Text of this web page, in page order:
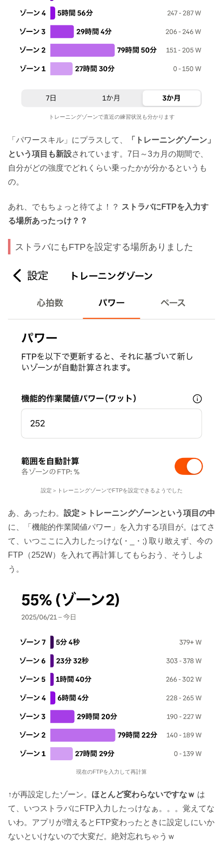
トレーニングゾーンで直近の練習状況も分かります
「パワースキル」にプラスして、
「トレーニングゾーン」
という項目も新設されています。7日～3カ月の期間で、
自分がどの強度でどれくらい乗ったかが分かるというも
の。
あれ、でもちょっと待てよ！？ ストラバにFTPを入力す
る場所あったっけ？？
ストラバにもFTPを設定する場所ありました
設定＞トレーニングゾーンでFTPを設定できるようでした
あ、あったわ。 設定＞トレーニングゾーンという項目の中
に、「機能的作業閾値パワー」を入力する項目が。はてさ
て、いつここに入力したっけな(・_・;) 取り敢えず、今の
FTP（252W）を入れて再計算してもらおう、そうしよ
う。
現在のFTPを入力して再計算
↑が再設定したゾーン。 ほとんど変わらないですなｗ は
て、いつストラバにFTP入力したっけなぁ。。。覚えてな
いわ。アプリが増えるとFTP変わったときに設定しにいか
ないといけないので大変だ。絶対忘れちゃうｗ